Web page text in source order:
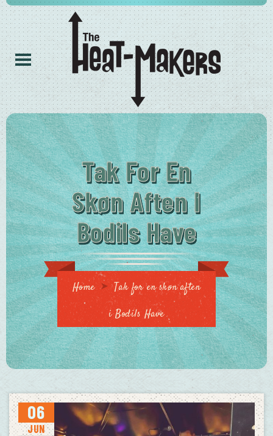
Tak For En
Skøn Aften I
Bodils Have
Home
Tak for en skøn aften
i Bodils Have
06
JUN